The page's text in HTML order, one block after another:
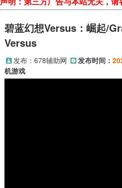
碧蓝幻想Versus：崛起/
Versus
发布： 678辅助网 发布时间：
机游戏